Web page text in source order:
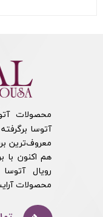
محصولات
آتوسا
معروف‌ترین
هم اکنون با
رویال
محصولات